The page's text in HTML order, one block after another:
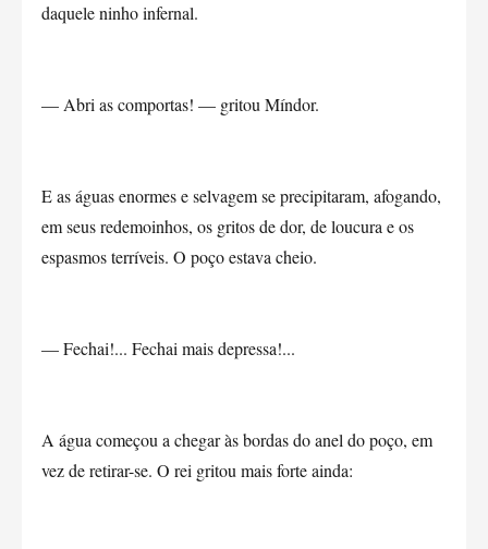
daquele ninho infernal.
— Abri as comportas! — gritou Míndor.
E as águas enormes e selvagem se precipitaram, afogando,
em seus redemoinhos, os gritos de dor, de loucura e os
espasmos terríveis. O poço estava cheio.
— Fechai!... Fechai mais depressa!...
A água começou a chegar às bordas do anel do poço, em
vez de retirar-se. O rei gritou mais forte ainda: